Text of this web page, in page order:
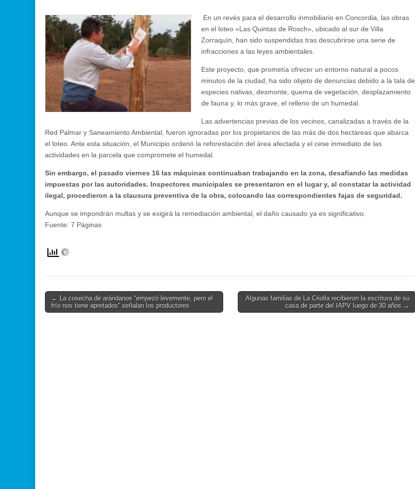
En un revés para el desarrollo inmobiliario en Concordia, las obras
en el loteo «Las Quintas de Rosch», ubicado al sur de Villa
Zorraquín, han sido suspendidas tras descubrirse una serie de
infracciones a las leyes ambientales.
Este proyecto, que prometía ofrecer un entorno natural a pocos
minutos de la ciudad, ha sido objeto de denuncias debido a la tala de
especies nativas, desmonte, quema de vegetación, desplazamiento
de fauna y, lo más grave, el relleno de un humedal.
Las advertencias previas de los vecinos, canalizadas a través de la
Red Palmar y Saneamiento Ambiental, fueron ignoradas por los propietarios de las más de dos hectáreas que abarca
el loteo. Ante esta situación, el Municipio ordenó la reforestación del área afectada y el cese inmediato de las
actividades en la parcela que compromete el humedal.
Sin embargo, el pasado viernes 16 las máquinas continuaban trabajando en la zona, desafiando las medidas
impuestas por las autoridades. Inspectores municipales se presentaron en el lugar y, al constatar la actividad
ilegal, procedieron a la clausura preventiva de la obra, colocando las correspondientes fajas de seguridad.
Aunque se impondrán multas y se exigirá la remediación ambiental, el daño causado ya es significativo.
Fuente: 7 Páginas
Post
navigation
← La cosecha de arándanos “empezó levemente, pero el
frío nos tiene apretados” señalan los productores
Algunas familias de La Criolla recibieron la escritura de su
casa de parte del IAPV luego de 30 años →